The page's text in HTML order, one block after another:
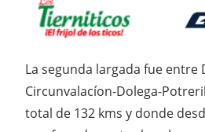
La segunda largada fue entre
Circunvalacíon-Dolega-
total de 132 kms y donde